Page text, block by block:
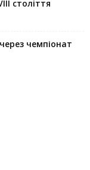
століття
чемпіонат